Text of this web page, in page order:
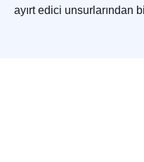
ayırt edici unsurlarından